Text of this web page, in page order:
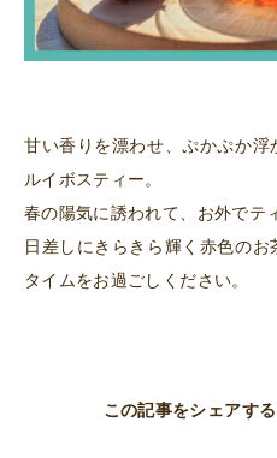
甘い香りを漂わせ、ぷかぷか
ルイボスティー。
春の陽気に誘われて、お外でテ
日差しにきらきら輝く赤色の
タイムをお過ごしください。
この記事をシェアする